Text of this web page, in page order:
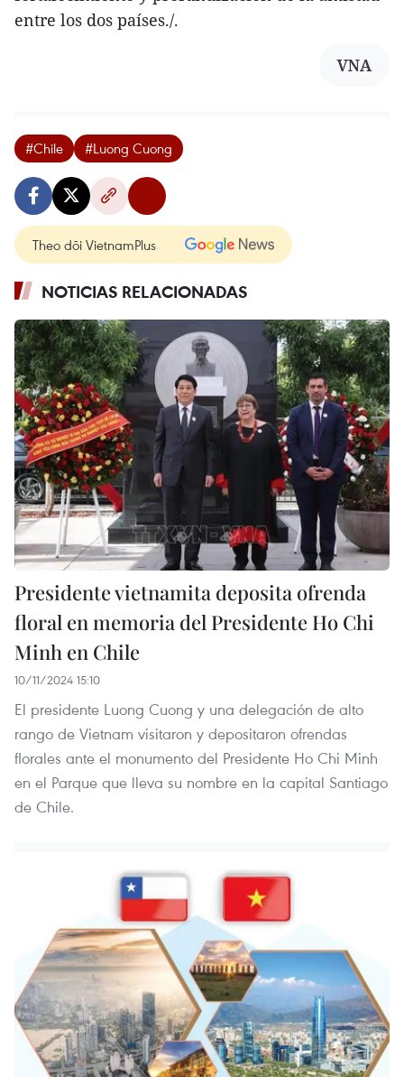
entre los dos países./.
VNA
#Chile #Luong Cuong
Theo dõi VietnamPlus
NOTICIAS RELACIONADAS
Presidente vietnamita deposita ofrenda
floral en memoria del Presidente Ho Chi
Minh en Chile
10/11/2024 15:10
El presidente Luong Cuong y una delegación de alto
rango de Vietnam visitaron y depositaron ofrendas
florales ante el monumento del Presidente Ho Chi Minh
en el Parque que lleva su nombre en la capital Santiago
de Chile.